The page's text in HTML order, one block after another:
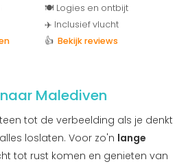
🍽️ Logies en ontbijt
✈️ Inclusief vlucht
👍 Bekijk reviews
Malediven
tot de verbeelding als je denkt
loslaten. Voor zo'n lange
tot rust komen en genieten van